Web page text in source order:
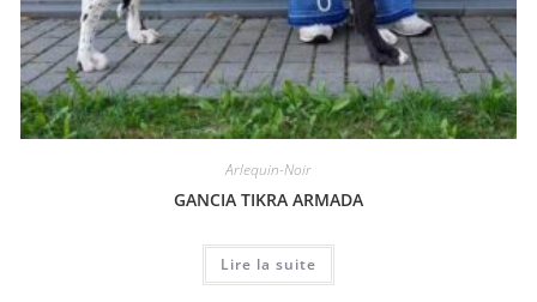
Arlequin-Noir
GANCIA TIKRA ARMADA
Lire la suite